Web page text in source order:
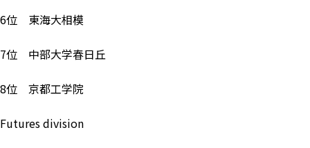
6位 東海大相模
7位 中部大学春日丘
8位 京都工学院
Futures division